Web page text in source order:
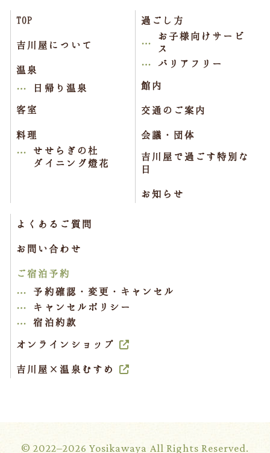
TOP
吉川屋について
温泉
日帰り温泉
客室
料理
せせらぎの杜
ダイニング燈花
過ごし方
お子様向けサービ
ス
バリアフリー
館内
交通のご案内
会議・団体
吉川屋で過ごす特別な
日
お知らせ
よくあるご質問
お問い合わせ
ご宿泊予約
予約確認・変更・キャンセル
キャンセルポリシー
宿泊約款
オンラインショップ
吉川屋×温泉むすめ
© 2022–2026 Yosikawaya All Rights Reserved.